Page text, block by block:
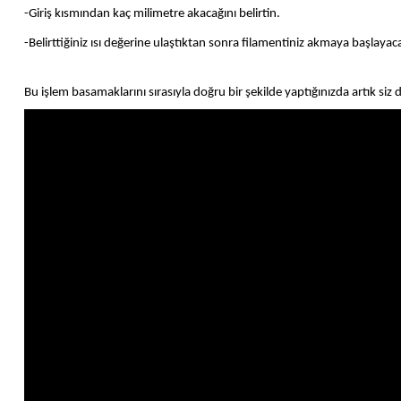
-Giriş kısmından kaç milimetre akacağını belirtin.
-Belirttiğiniz ısı değerine ulaştıktan sonra filamentiniz akmaya
Bu işlem basamaklarını sırasıyla doğru bir şekilde yaptığınızda artık